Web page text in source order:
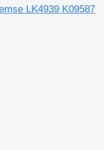
LK4939 K09587